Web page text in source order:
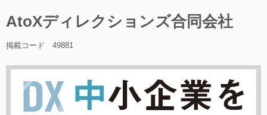
AtoXディレクションズ合同会社
掲載コード 49881